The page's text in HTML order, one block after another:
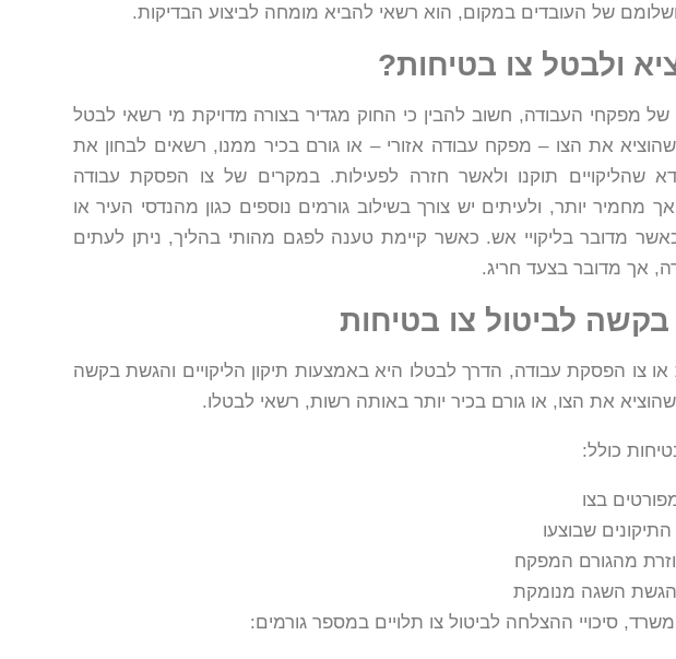
של העובדים במקום, הוא רשאי להביא מומחה לביצוע הבדיקות.
ולבטל צו בטיחות?
מפקחי העבודה, חשוב להבין כי החוק מגדיר בצורה מדויקת מי רשאי לבטל
את הצו – מפקח עבודה אזורי – או גורם בכיר ממנו, רשאים לבחון את
שהליקויים תוקנו ולאשר חזרה לפעילות. במקרים של צו הפסקת עבודה
מחמיר יותר, ולעיתים יש צורך בשילוב גורמים נוספים כגון מהנדסי העיר או
כאשר מדובר בליקויי אש. כאשר קיימת טענה לפגם מהותי בהליך, ניתן לעתים
אך מדובר בצעד חריג.
בקשה לביטול צו בטיחות
צו הפסקת עבודה, הדרך לבטלו היא באמצעות תיקון הליקויים והגשת בקשה
את הצו, או גורם בכיר יותר באותה רשות, רשאי לבטלו.
כולל:
בצו
שבוצעו
מהגורם המפקח
השגה מנומקת
המשרד, סיכויי ההצלחה לביטול צו תלויים במספר גורמים: